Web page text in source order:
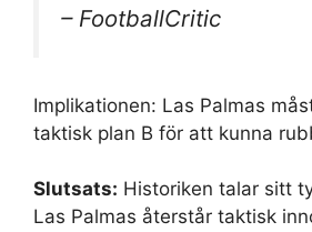
– FootballCritic
Implikationen: Las Palmas
taktisk plan B för att kunna
Slutsats: Historiken talar sitt
Las Palmas återstår taktisk